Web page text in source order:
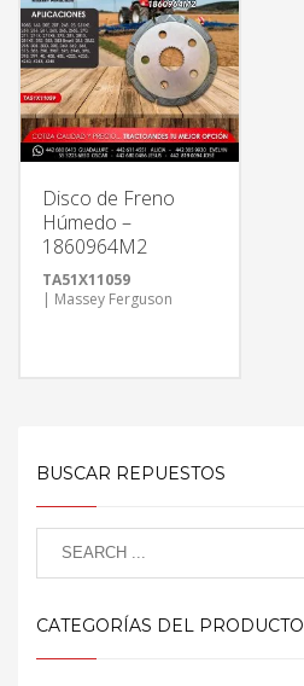
Disco de Freno
Húmedo –
1860964M2
TA51X11059
| Massey Ferguson
BUSCAR REPUESTOS
CATEGORÍAS DEL PRODUCTO